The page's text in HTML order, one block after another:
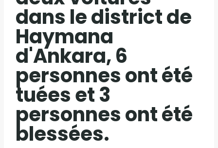
dans le district de
Haymana
d'Ankara, 6
personnes ont été
tuées et 3
personnes ont été
blessées.